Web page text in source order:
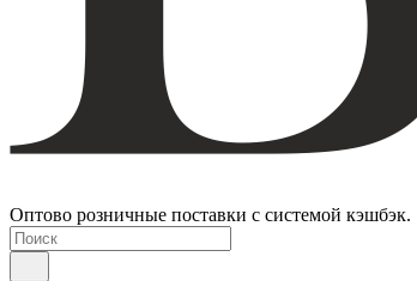
Оптово розничные поставки с системой кэшбэк.